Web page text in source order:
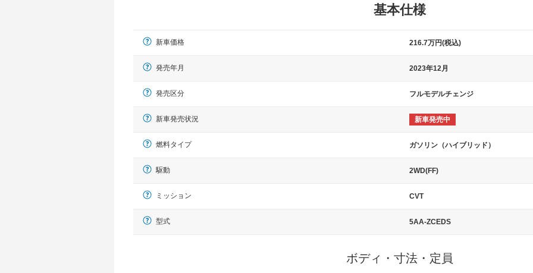
基本仕様
新車価格 216.7万円(税込)
発売年月 2023年12月
発売区分 フルモデルチェンジ
新車発売状況 新車発売中
燃料タイプ ガソリン（ハイブリッド）
駆動 2WD(FF)
ミッション CVT
型式 5AA-ZCEDS
ボディ・寸法・定員